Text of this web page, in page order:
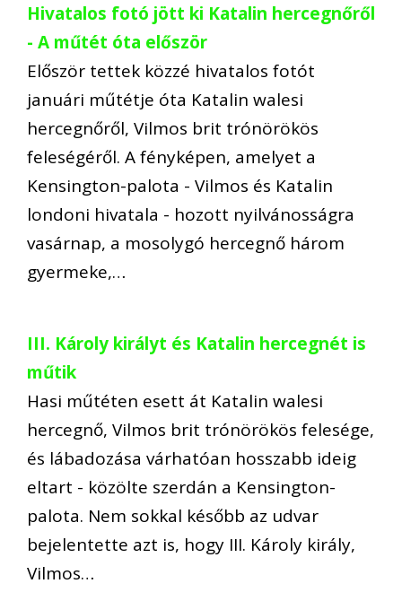
Hivatalos fotó jött ki Katalin hercegnőről
- A műtét óta először
Először tettek közzé hivatalos fotót
januári műtétje óta Katalin walesi
hercegnőről, Vilmos brit trónörökös
feleségéről. A fényképen, amelyet a
Kensington-palota - Vilmos és Katalin
londoni hivatala - hozott nyilvánosságra
vasárnap, a mosolygó hercegnő három
gyermeke,…
III. Károly királyt és Katalin hercegnét is
műtik
Hasi műtéten esett át Katalin walesi
hercegnő, Vilmos brit trónörökös felesége,
és lábadozása várhatóan hosszabb ideig
eltart - közölte szerdán a Kensington-
palota. Nem sokkal később az udvar
bejelentette azt is, hogy III. Károly király,
Vilmos…